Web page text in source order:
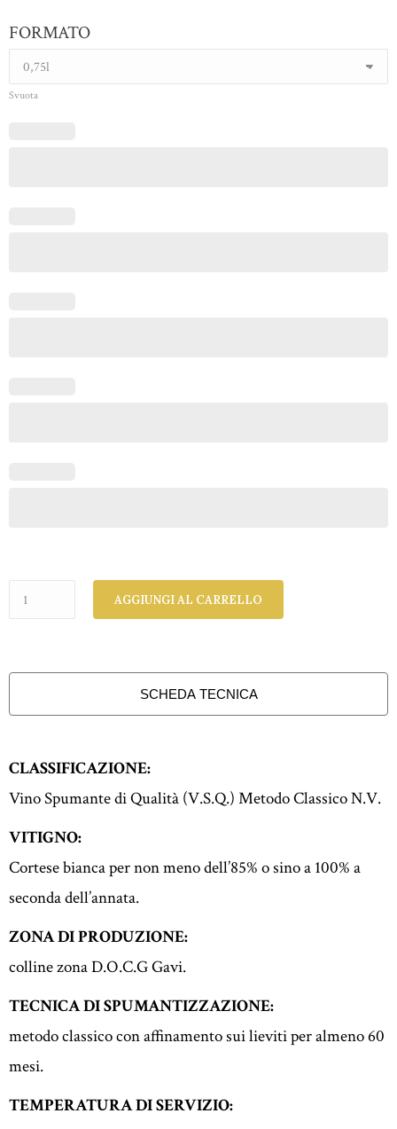
FORMATO
Svuota
AGGIUNGI AL CARRELLO
SCHEDA TECNICA
CLASSIFICAZIONE:
Vino Spumante di Qualità (V.S.Q.) Metodo Classico N.V.
VITIGNO:
Cortese bianca per non meno dell’85% o sino a 100% a
seconda dell’annata.
ZONA DI PRODUZIONE:
colline zona D.O.C.G Gavi.
TECNICA DI SPUMANTIZZAZIONE:
metodo classico con affinamento sui lieviti per almeno 60
mesi.
TEMPERATURA DI SERVIZIO: